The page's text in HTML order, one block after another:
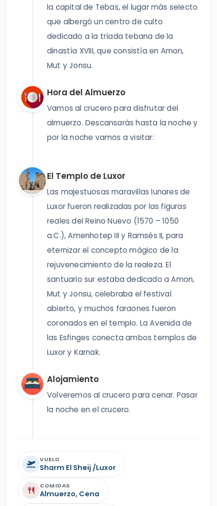
la capital de Tebas, el lugar más selecto
que albergó un centro de culto
dedicado a la tríada tebana de la
dinastía XVIII, que consistía en Amon,
Mut y Jonsu.
Hora del Almuerzo
Vamos al crucero para disfrutar del
almuerzo. Descansarás hasta la noche y
por la noche vamos a visitar:
El Templo de Luxor
Las majestuosas maravillas lunares de
Luxor fueron realizadas por las figuras
reales del Reino Nuevo (1570 – 1050
a.C.), Amenhotep III y Ramsés II, para
eternizar el concepto mágico de la
rejuvenecimiento de la realeza. El
santuario sur estaba dedicado a Amon,
Mut y Jonsu, celebraba el festival
abierto, y muchos faraones fueron
coronados en el templo. La Avenida de
las Esfinges conecta ambos templos de
Luxor y Karnak.
Alojamiento
Volveremos al crucero para cenar. Pasar
la noche en el crucero.
VUELO
Sharm El Sheij /Luxor
COMIDAS
Almuerzo, Cena